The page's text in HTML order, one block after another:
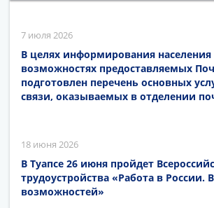
7 июля 2026
В целях информирования населения
возможностях предоставляемых
подготовлен перечень основных
связи, оказываемых в отделении
18 июня 2026
В Туапсе 26 июня пройдет
трудоустройства «Работа в России.
возможностей»